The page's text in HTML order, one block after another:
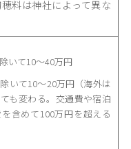
料は神社によって異な
いて10〜40万円
いて10〜20万円（海外は
も変わる。交通費や宿泊
含めて100万円を超える